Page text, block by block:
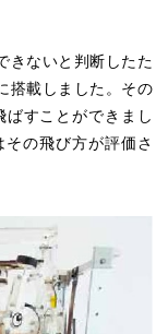
きないと判断したた
搭載しました。その
すことができまし
の飛び方が評価さ